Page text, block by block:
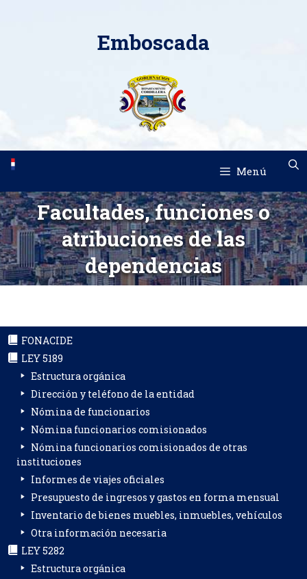
contenido
Emboscada
Menú
Facultades, funciones o
atribuciones de las
dependencias
FONACIDE
LEY 5189
Estructura orgánica
Dirección y teléfono de la entidad
Nómina de funcionarios
Nómina funcionarios comisionados
Nómina funcionarios comisionados de otras
instituciones
Informes de viajes oficiales
Presupuesto de ingresos y gastos en forma mensual
Inventario de bienes muebles, inmuebles, vehículos
Otra información necesaria
LEY 5282
Estructura orgánica